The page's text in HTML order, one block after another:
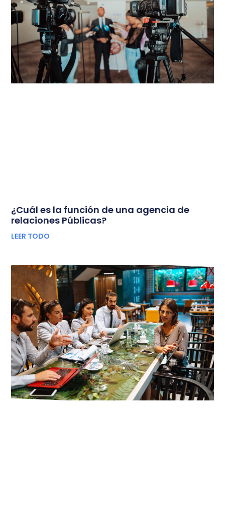
¿Cuál es la función de una agencia de
relaciones Públicas?
LEER TODO